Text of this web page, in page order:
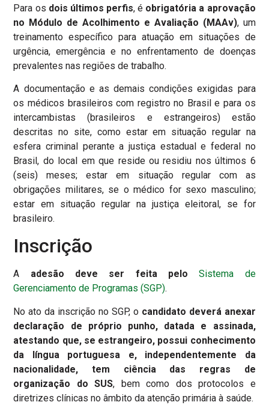
Para os dois últimos perfis, é obrigatória a aprovação
no Módulo de Acolhimento e Avaliação (MAAv), um
treinamento específico para atuação em situações de
urgência, emergência e no enfrentamento de doenças
prevalentes nas regiões de trabalho.
A documentação e as demais condições exigidas para
os médicos brasileiros com registro no Brasil e para os
intercambistas (brasileiros e estrangeiros) estão
descritas no site, como estar em situação regular na
esfera criminal perante a justiça estadual e federal no
Brasil, do local em que reside ou residiu nos últimos 6
(seis) meses; estar em situação regular com as
obrigações militares, se o médico for sexo masculino;
estar em situação regular na justiça eleitoral, se for
brasileiro.
Inscrição
A adesão deve ser feita pelo
Sistema de
Gerenciamento de Programas (SGP).
No ato da inscrição no SGP, o candidato deverá anexar
declaração de próprio punho, datada e assinada,
atestando que, se estrangeiro, possui conhecimento
da língua portuguesa e, independentemente da
nacionalidade, tem ciência das regras de
organização do SUS, bem como dos protocolos e
diretrizes clínicas no âmbito da atenção primária à saúde.